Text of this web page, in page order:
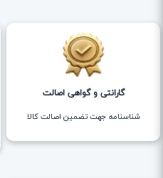
گارانتی و گواهی اصالت
شناسنامه جهت تضمین اصالت کالا